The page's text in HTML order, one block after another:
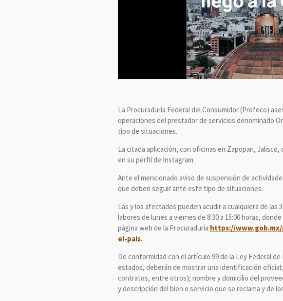
La Procuraduría Federal del Consumidor (Profeco)
operaciones del prestador de servicios denominado
tipo de situaciones.
La citada aplicación, con oficinas en Zapopan,
en su perfil de Instagram.
Ante el mencionado aviso de suspensión de
que deben seguir ante este tipo de situaciones.
Las y los afectados pueden acudir a cualquiera de las
labores de lunes a viernes de 8:30 a 15:00 horas,
página web de la Procuraduría https://
el-pais.
De conformidad con el artículo 99 de la Ley Federal
estados, deberán de mostrar una identificación
contratos, entre otros); nombre y domicilio del
y descripción del bien o servicio que se reclama y de